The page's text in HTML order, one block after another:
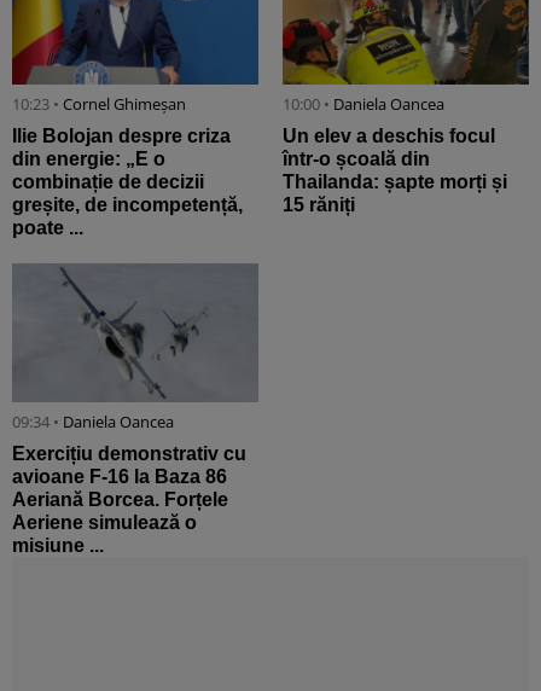
10:23 • Cornel Ghimeșan
Ilie Bolojan despre criza
din energie: „E o
combinație de decizii
greșite, de incompetență,
poate ...
10:00 • Daniela Oancea
Un elev a deschis focul
într-o școală din
Thailanda: șapte morți și
15 răniți
09:34 • Daniela Oancea
Exercițiu demonstrativ cu
avioane F-16 la Baza 86
Aeriană Borcea. Forțele
Aeriene simulează o
misiune ...